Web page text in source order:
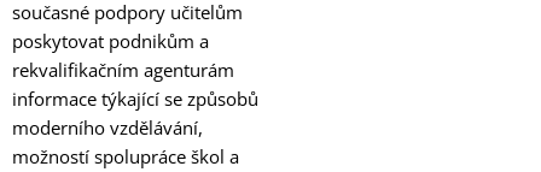
současné podpory učitelům
poskytovat podnikům a
rekvalifikačním agenturám
informace týkající se způsobů
moderního vzdělávání,
možností spolupráce škol a